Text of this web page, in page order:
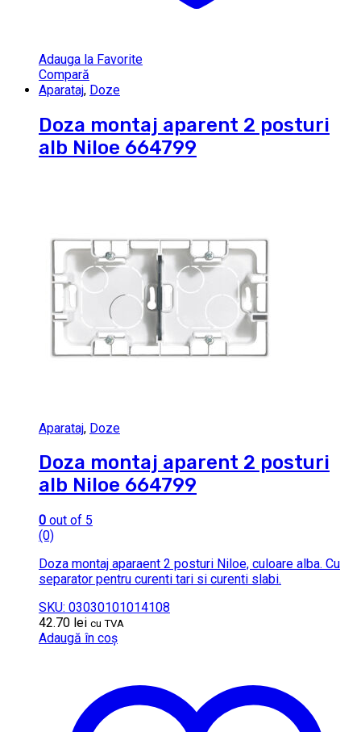
Adauga la Favorite
Compară
Aparataj, Doze
Doza montaj aparent 2 posturi
alb Niloe 664799
Aparataj, Doze
Doza montaj aparent 2 posturi
alb Niloe 664799
0 out of 5
(0)
Doza montaj aparaent 2 posturi Niloe, culoare alba. Cu
separator pentru curenti tari si curenti slabi.
SKU: 03030101014108
42.70 lei cu TVA
Adaugă în coș